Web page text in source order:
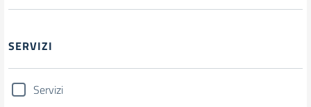
SERVIZI
Servizi